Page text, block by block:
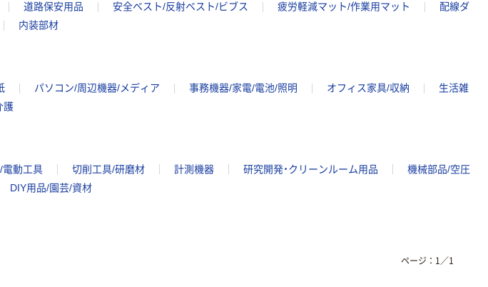
道路保安用品 安全ベスト/反射ベスト/ビブス 疲労軽減マット/作業用マット
配線ダ
内装部材
パソコン/周辺機器/メディア 事務機器/家電/電池/照明 オフィス家具/収納
生活雑
護
電動工具 切削工具/研磨材 計測機器 研究開発・クリーンルーム用品
機械部品/空圧
DIY用品/園芸/資材
ページ： 1 ／1